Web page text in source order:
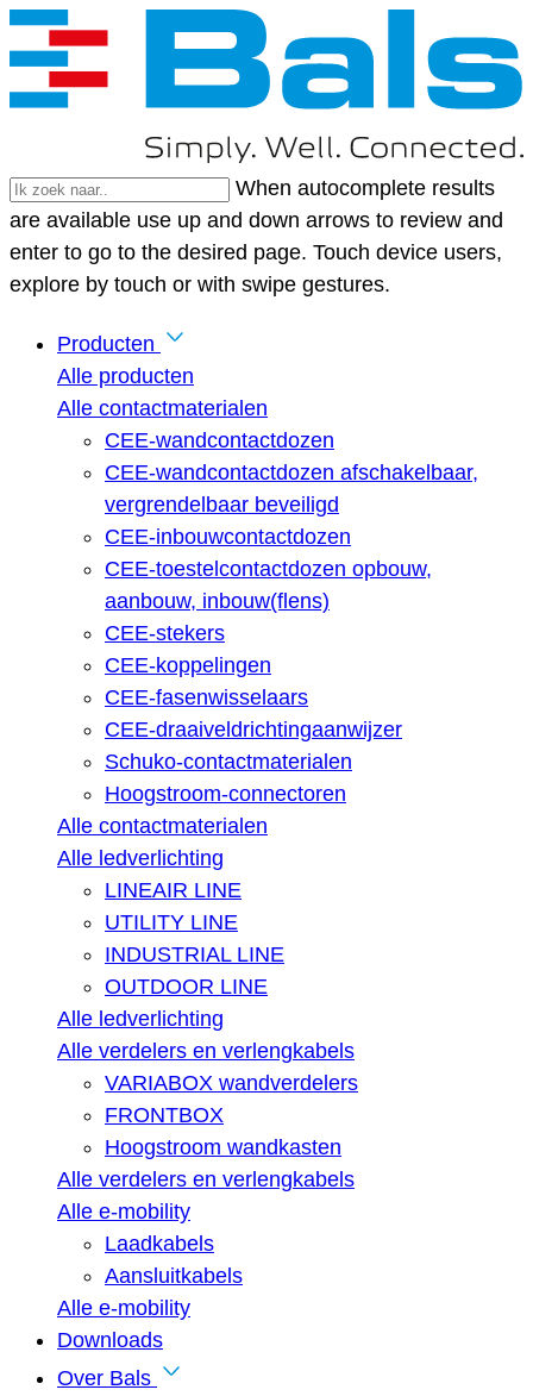
When autocomplete results
are available use up and down arrows to review and
enter to go to the desired page. Touch device users,
explore by touch or with swipe gestures.
Producten
Alle producten
Alle contactmaterialen
CEE-wandcontactdozen
CEE-wandcontactdozen afschakelbaar,
vergrendelbaar beveiligd
CEE-inbouwcontactdozen
CEE-toestelcontactdozen opbouw,
aanbouw, inbouw(flens)
CEE-stekers
CEE-koppelingen
CEE-fasenwisselaars
CEE-draaiveldrichtingaanwijzer
Schuko-contactmaterialen
Hoogstroom-connectoren
Alle contactmaterialen
Alle ledverlichting
LINEAIR LINE
UTILITY LINE
INDUSTRIAL LINE
OUTDOOR LINE
Alle ledverlichting
Alle verdelers en verlengkabels
VARIABOX wandverdelers
FRONTBOX
Hoogstroom wandkasten
Alle verdelers en verlengkabels
Alle e-mobility
Laadkabels
Aansluitkabels
Alle e-mobility
Downloads
Over Bals